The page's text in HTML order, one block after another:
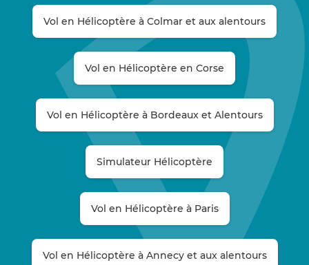
Vol en Hélicoptère à Colmar et aux alentours
Vol en Hélicoptère en Corse
Vol en Hélicoptère à Bordeaux et Alentours
Simulateur Hélicoptère
Vol en Hélicoptère à Paris
Vol en Hélicoptère à Annecy et aux alentours